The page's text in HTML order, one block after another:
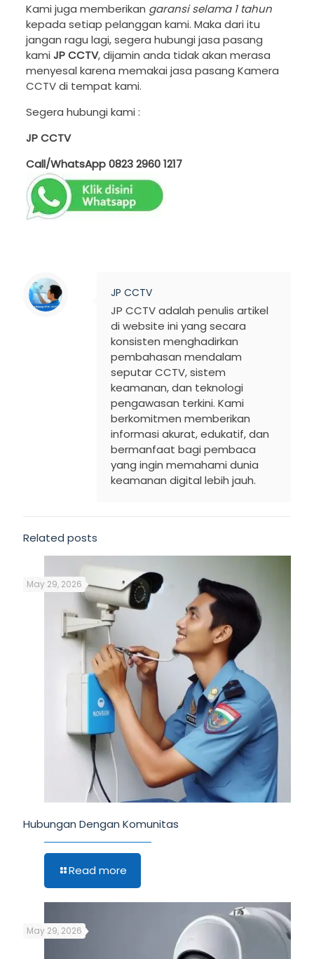
Kami juga memberikan garansi selama 1 tahun
kepada setiap pelanggan kami. Maka dari itu
jangan ragu lagi, segera hubungi jasa pasang
kami JP CCTV, dijamin anda tidak akan merasa
menyesal karena memakai jasa pasang Kamera
CCTV di tempat kami.
Segera hubungi kami :
JP CCTV
Call/WhatsApp0823 2960 1217
JP CCTV
JP CCTV adalah penulis artikel
di website ini yang secara
konsisten menghadirkan
pembahasan mendalam
seputar CCTV, sistem
keamanan, dan teknologi
pengawasan terkini. Kami
berkomitmen memberikan
informasi akurat, edukatif, dan
bermanfaat bagi pembaca
yang ingin memahami dunia
keamanan digital lebih jauh.
Related posts
May 29, 2026
Hubungan Dengan Komunitas
Read more
May 29, 2026